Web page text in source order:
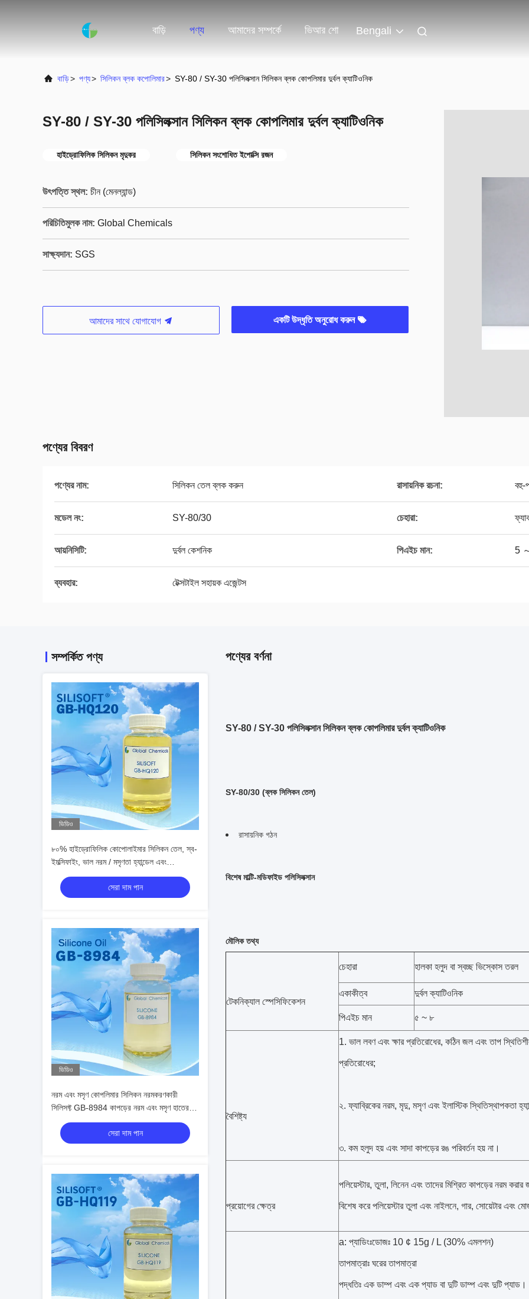
বাড়ি পণ্য আমাদের সম্পর্কে ভিআর শো Bengali
বাড়ি> পণ্য> সিলিকন ব্লক কপোলিমার> SY-80 / SY-30 পলিসিলক্সান সিলিকন ব্লক কোপলিমার দুর্বল ক্যাটিওনিক
SY-80 / SY-30 পলিসিলক্সান সিলিকন ব্লক কোপলিমার দুর্বল ক্যাটিওনিক
হাইড্রোফিলিক সিলিকন মৃদুকর সিলিকন সংশোধিত ইপোক্সি রজন
উৎপত্তি স্থল: চীন (মেনল্যান্ড)
পরিচিতিমুলক নাম: Global Chemicals
সাক্ষ্যদান: SGS
আমাদের সাথে যোগাযোগ একটি উদ্ধৃতি অনুরোধ করুন
পণ্যের বিবরণ
পণ্যের নাম: সিলিকন তেল ব্লক করুন রাসায়নিক রচনা: বহু-
মডেল নং: SY-80/30 চেহারা:
আয়নিসিটি: দুর্বল কেশনিক পিএইচ মান: 5
ব্যবহার: টেক্সটাইল সহায়ক এজেন্টস
সম্পর্কিত পণ্য
ভিডিও
৮০% হাইড্রোফিলিক কোপোলাইমার সিলিকন তেল, স্ব-
ইমল্সিফাইং, ভাল নরম / মসৃণতা হ্যান্ডেল এবং
তাত্ক্ষণিকভাবে হাইড্রোফিলিক চালু
সেরা দাম পান
ভিডিও
নরম এবং মসৃণ কোপলিমার সিলিকন নরমকরণকারী
সিলিসফ্ট GB-8984 কাপড়ের নরম এবং মসৃণ হাতের
অনুভূতি প্রদান করে
সেরা দাম পান
পণ্যের বর্ণনা
SY-80 / SY-30 পলিসিলক্সান সিলিকন ব্লক কোপলিমার দুর্বল ক্যাটিওনিক
SY-80/30 (ব্লক সিলিকন তেল)
রাসায়নিক গঠন
বিশেষ মাল্টি-মডিফাইড পলিসিলক্সান
মৌলিক তথ্য
টেকনিক্যাল স্পেসিফিকেশন
চেহারা হালকা হলুদ বা স্বচ্ছ ভিস্কোস তরল
একাকীত্ব দুর্বল ক্যাটিওনিক
পিএইচ মান ৫ ~ ৮
বৈশিষ্ট্য
1. ভাল লবণ এবং ক্ষার প্রতিরোধের, কঠিন জল এবং তাপ
প্রতিরোধের;
২. ফ্যাব্রিকের নরম, মৃদু, মসৃণ এবং ইলাস্টিক স্থিতিস্থাপকতা
৩. কম হলুদ হয় এবং সাদা কাপড়ের রঙ পরিবর্তন হয় না।
প্রয়োগের ক্ষেত্র
পলিয়েস্টার, তুলা, লিনেন এবং তাদের মিশ্রিত কাপড়ের নরম
বিশেষ করে পলিয়েস্টার তুলা এবং নাইলনে, গার, সোয়েটার
a: প্যাডিংঃডোজঃ 10 ¢ 15g / L (30% এমলশন)
তাপমাত্রাঃ ঘরের তাপমাত্রা
পদ্ধতিঃ এক ডাম্প এবং এক প্যাড বা দুটি ডাম্প এবং দুটি প্যাড।